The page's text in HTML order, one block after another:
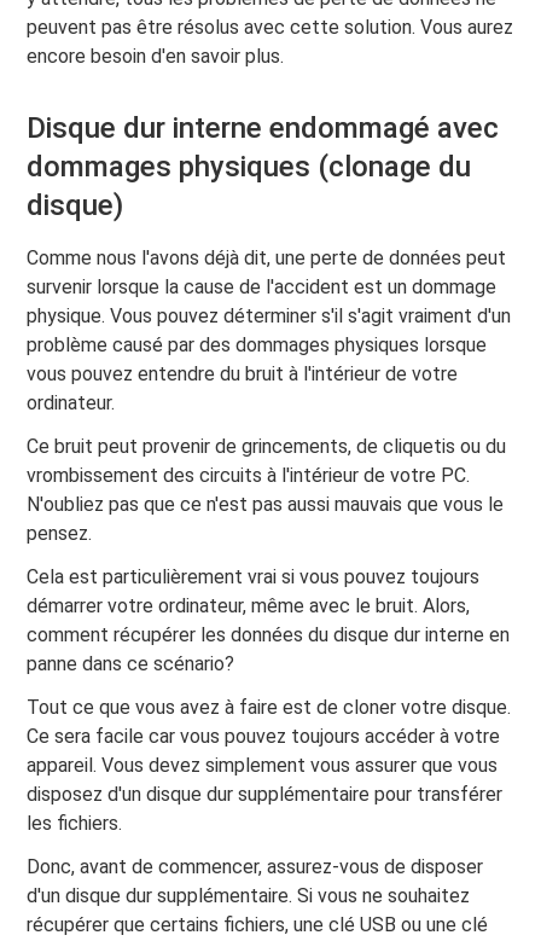
peuvent pas être résolus avec cette solution. Vous aurez
encore besoin d'en savoir plus.
Disque dur interne endommagé avec
dommages physiques (clonage du
disque)
Comme nous l'avons déjà dit, une perte de données peut
survenir lorsque la cause de l'accident est un dommage
physique. Vous pouvez déterminer s'il s'agit vraiment d'un
problème causé par des dommages physiques lorsque
vous pouvez entendre du bruit à l'intérieur de votre
ordinateur.
Ce bruit peut provenir de grincements, de cliquetis ou du
vrombissement des circuits à l'intérieur de votre PC.
N'oubliez pas que ce n'est pas aussi mauvais que vous le
pensez.
Cela est particulièrement vrai si vous pouvez toujours
démarrer votre ordinateur, même avec le bruit. Alors,
comment récupérer les données du disque dur interne en
panne dans ce scénario?
Tout ce que vous avez à faire est de cloner votre disque.
Ce sera facile car vous pouvez toujours accéder à votre
appareil. Vous devez simplement vous assurer que vous
disposez d'un disque dur supplémentaire pour transférer
les fichiers.
Donc, avant de commencer, assurez-vous de disposer
d'un disque dur supplémentaire. Si vous ne souhaitez
récupérer que certains fichiers, une clé USB ou une clé